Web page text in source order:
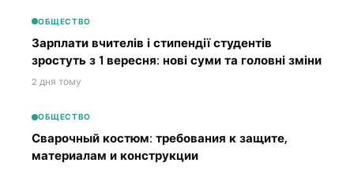
ОБЩЕСТВО
Зарплати вчителів і стипендії студентів
зростуть з 1 вересня: нові суми та головні зміни
2 дня тому
ОБЩЕСТВО
Сварочный костюм: требования к защите,
материалам и конструкции